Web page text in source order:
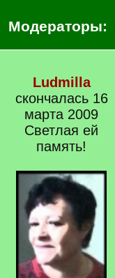
Модераторы:
Ludmilla
скончалась 16
марта 2009
Светлая ей
память!